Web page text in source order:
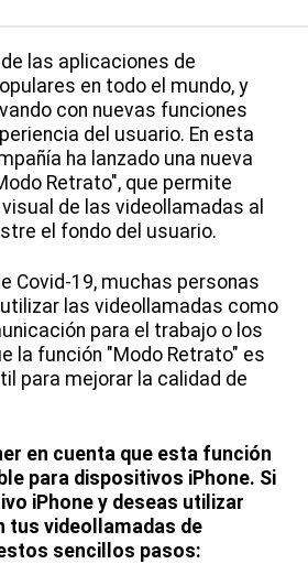
las aplicaciones de
en todo el mundo, y
con nuevas funciones
del usuario. En esta
ha lanzado una nueva
Retrato", que permite
de las videollamadas al
el fondo del usuario.
Covid-19, muchas personas
las videollamadas como
para el trabajo o los
la función "Modo Retrato" es
para mejorar la calidad de
en cuenta que esta función
para dispositivos iPhone. Si
iPhone y deseas utilizar
tus videollamadas de
sencillos pasos: